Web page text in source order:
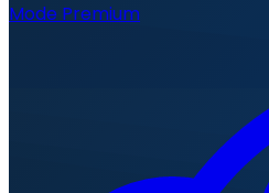
Mode Premium